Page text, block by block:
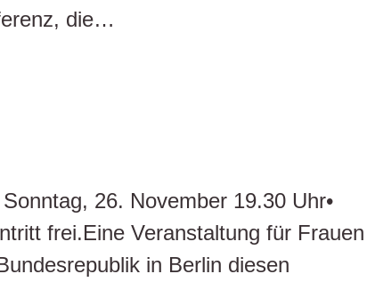
die…
26. November 19.30 Uhr•
frei.Eine Veranstaltung für Frauen
in Berlin diesen